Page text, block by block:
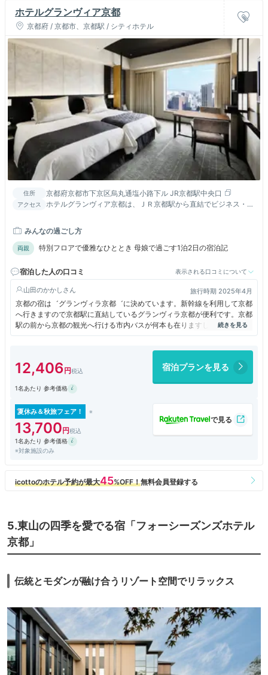
ホテルグランヴィア京都
京都府 / 京都市、京都駅 / シティホテル
住所 京都府京都市下京区烏丸通塩小路下ル JR京都駅中央口
アクセス
ホテルグランヴィア京都は、ＪＲ京都駅から直結でビジネス・観
みんなの過ごし方
両親 特別フロアで優雅なひととき 母娘で過ごす1泊2日の宿泊記
宿泊した人の口コミ 表示される口コミについて
山田のかかし 旅行時期 2025年4月
京都の宿は゛グランヴィラ京都゛に決めています。新幹線を利用して京都
へ行きますので京都駅に直結しているグランヴィラ京都が便利です。京都
駅の前から京都の観光へ行ける市内バスが何本も在りますしタクシーも駐
車していますので利用して京都観光へ行けます。建てられてから年数も経
12,406 宿泊プランを見る
1名あたり 参考価格
夏休み＆秋旅フェア！
13,700
1名あたり 参考価格
※対象施設のみ
5.東山の四季を愛でる宿「フォーシーズンズホテル
京都」
伝統とモダンが融け合うリゾート空間でリラックス